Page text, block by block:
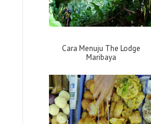
Cara Menuju The Lodge
Maribaya